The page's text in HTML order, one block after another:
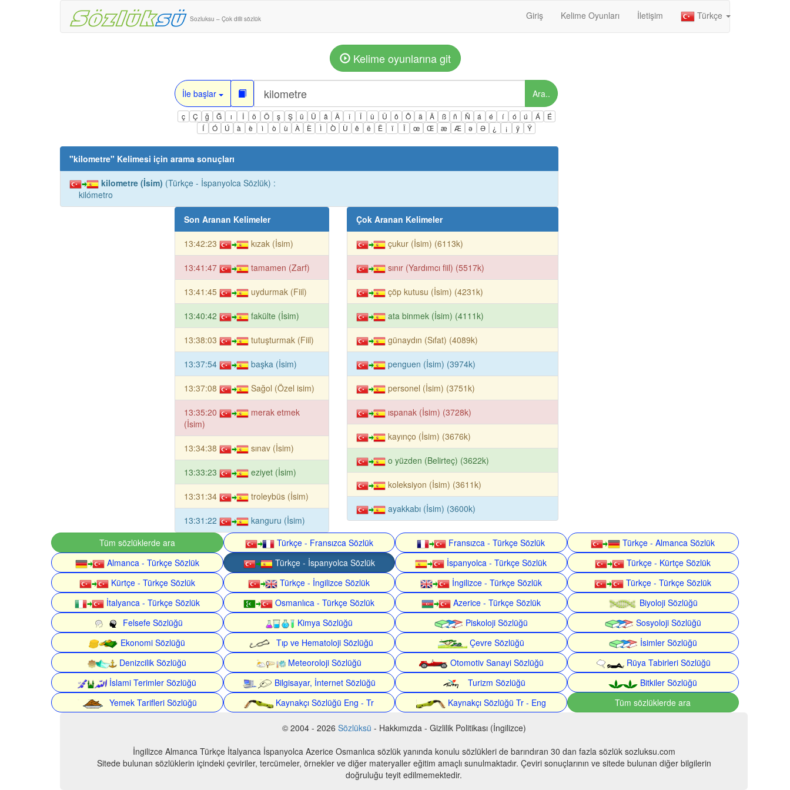
Sozluksu – Çok dilli sözlük Giriş Kelime Oyunları İletişim Türkçe
Kelime oyunlarına git
İle başlar Ara..
ç Ç ğ Ğ ı İ ö Ö ş Ş ü Ü â Â î Î û Û ô Ô ä Ä ß ñ Ñ á é í ó ú Á
É
Í
Ó Ú à è ì ò ù À È Ì Ò Ù ê ë Ë ï Ï œ Œ æ Æ ə Ə ¿ ¡ ÿ Ÿ
"kilometre" Kelimesi için arama sonuçları
kilometre (İsim) (Türkçe - İspanyolca Sözlük) :
kilómetro
Son Aranan Kelimeler
13:42:23 kızak (İsim)
13:41:47 tamamen (Zarf)
13:41:45 uydurmak (Fiil)
13:40:42 fakülte (İsim)
13:38:03 tutuşturmak (Fiil)
13:37:54 başka (İsim)
13:37:08 Sağol (Özel isim)
13:35:20
merak etmek
(İsim)
13:34:38 sınav (İsim)
13:33:23 eziyet (İsim)
13:31:34 troleybüs (İsim)
13:31:22 kanguru (İsim)
Çok Aranan Kelimeler
çukur (İsim) (6113k)
sınır (Yardımcı fiil) (5517k)
çöp kutusu (İsim) (4231k)
ata binmek (İsim) (4111k)
günaydın (Sıfat) (4089k)
penguen (İsim) (3974k)
personel (İsim) (3751k)
ıspanak (İsim) (3728k)
kayınço (İsim) (3676k)
o yüzden (Belirteç) (3622k)
koleksiyon (İsim) (3611k)
ayakkabı (İsim) (3600k)
Tüm sözlüklerde ara Türkçe - Fransızca Sözlük Fransızca - Türkçe Sözlük
Türkçe - Almanca Sözlük
Almanca - Türkçe Sözlük
Türkçe - İspanyolca Sözlük İspanyolca - Türkçe Sözlük
Türkçe - Kürtçe Sözlük
Kürtçe - Türkçe Sözlük
Türkçe - İngilizce Sözlük İngilizce - Türkçe Sözlük
Türkçe - Türkçe Sözlük
İtalyanca - Türkçe Sözlük
Osmanlıca - Türkçe Sözlük Azerice - Türkçe Sözlük
Biyoloji Sözlüğü
Felsefe Sözlüğü
Kimya Sözlüğü Piskoloji Sözlüğü
Sosyoloji Sözlüğü
Ekonomi Sözlüğü
Tıp ve Hematoloji Sözlüğü Çevre Sözlüğü
İsimler Sözlüğü
Denizcilik Sözlüğü
Meteoroloji Sözlüğü Otomotiv Sanayi Sözlüğü
Rüya Tabirleri Sözlüğü
İslami Terimler Sözlüğü
Bilgisayar, İnternet Sözlüğü Turizm Sözlüğü
Bitkiler Sözlüğü
Yemek Tarifleri Sözlüğü
Kaynakçı Sözlüğü Eng - Tr Kaynakçı Sözlüğü Tr - Eng Tüm sözlüklerde ara
© 2004 - 2026 Sözlüksü - Hakkımızda - Gizlilik Politikası (İngilizce)
İngilizce Almanca Türkçe İtalyanca İspanyolca Azerice Osmanlıca sözlük yanında konulu sözlükleri de barındıran 30 dan fazla sözlük sozluksu.com
Sitede bulunan sözlüklerin içindeki çeviriler, tercümeler, örnekler ve diğer materyaller eğitim amaçlı sunulmaktadır. Çeviri sonuçlarının ve sitede bulunan diğer bilgilerin
doğruluğu teyit edilmemektedir.